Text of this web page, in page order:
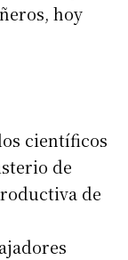
hoy
científicos
de
de